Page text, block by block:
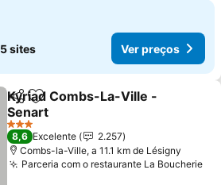
5 sites Ver preços
PartilharAdicionar aos favoritos
Kyriad Combs-La-Ville -
Senart
Ver preços
3 Estrelas
8,6 Excelente
2.257
Combs-la-Ville, a 11.1 km de Lésigny
Parceria com o restaurante La Boucherie